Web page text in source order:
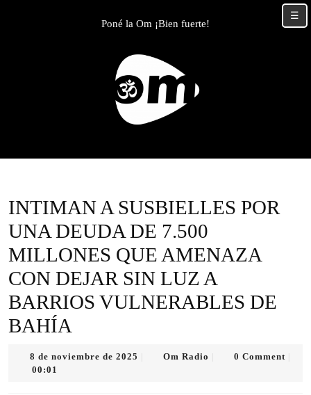
Poné la Om ¡Bien fuerte!
INTIMAN A SUSBIELLES POR
UNA DEUDA DE 7.500
MILLONES QUE AMENAZA
CON DEJAR SIN LUZ A
BARRIOS VULNERABLES DE
BAHÍA
8 de noviembre de 2025 Om Radio 0 Comment
00:01
☰